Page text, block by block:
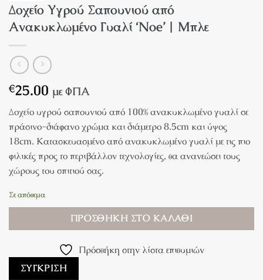
Δοχείο Υγρού Σαπουνιού από
Ανακυκλωμένο Γυαλί ‘Noe’ | Μπλε
€25.00 με ΦΠΑ
Δοχείο υγρού σαπουνιού από 100% ανακυκλωμένο γυαλί σε
πράσινο-διάφανο χρώμα και διάμετρο 8.5cm και ύψος
18cm. Κατασκευασμένο από ανακυκλωμένο γυαλί με τις πιο
φιλικές προς το περιβάλλον τεχνολογίες, θα ανανεώσει τους
χώρους του σπιτιού σας.
Σε απόθεμα
ΠΡΟΣΘΉΚΗ ΣΤΟ ΚΑΛΆΘΙ
Πρόσθήκη στην λίστα επιθυμιών
ΣΎΓΚΡΙΣΗ